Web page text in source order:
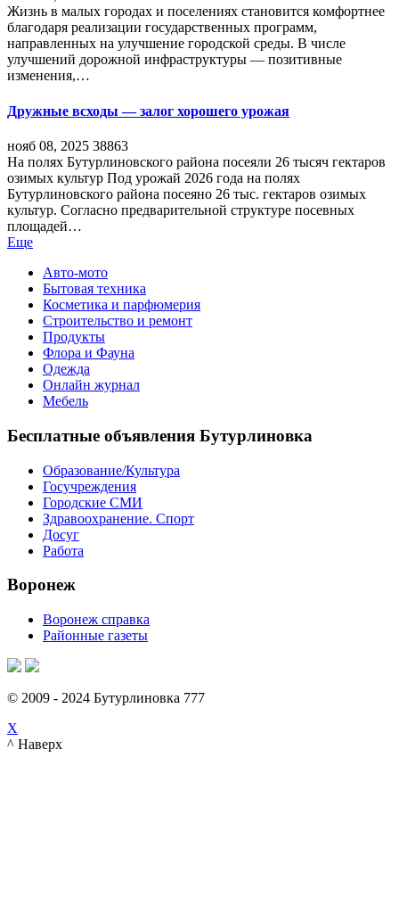
Жизнь в малых городах и поселениях становится комфортнее
благодаря реализации государственных программ,
направленных на улучшение городской среды. В числе
улучшений дорожной инфраструктуры — позитивные
изменения,…
Дружные всходы — залог хорошего урожая
нояб 08, 2025 38863
На полях Бутурлиновского района посеяли 26 тысяч гектаров
озимых культур Под урожай 2026 года на полях
Бутурлиновского района посеяно 26 тыс. гектаров озимых
культур. Согласно предварительной структуре посевных
площадей…
Еще
Авто-мото
Бытовая техника
Косметика и парфюмерия
Строительство и ремонт
Продукты
Флора и Фауна
Одежда
Онлайн журнал
Мебель
Бесплатные объявления Бутурлиновка
Образование/Культура
Госучреждения
Городские СМИ
Здравоохранение. Спорт
Досуг
Работа
Воронеж
Воронеж справка
Районные газеты
© 2009 - 2024 Бутурлиновка 777
X
^ Наверх